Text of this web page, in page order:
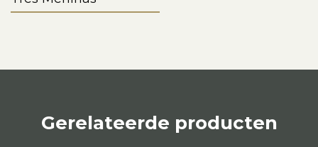
Gerelateerde producten